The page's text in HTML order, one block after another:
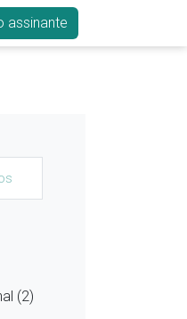
assinante
(2)